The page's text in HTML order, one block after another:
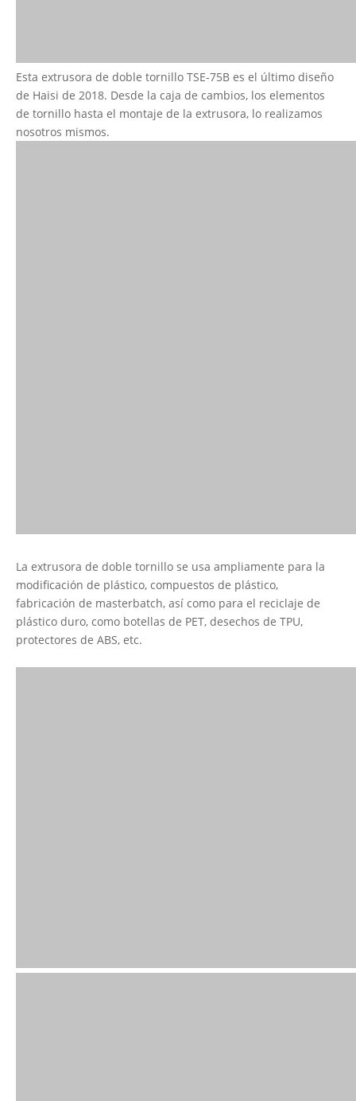
Esta extrusora de doble tornillo TSE-75B es el último diseño
de Haisi de 2018. Desde la caja de cambios, los elementos
de tornillo hasta el montaje de la extrusora, lo realizamos
nosotros mismos.
La extrusora de doble tornillo se usa ampliamente para la
modificación de plástico, compuestos de plástico,
fabricación de masterbatch, así como para el reciclaje de
plástico duro, como botellas de PET, desechos de TPU,
protectores de ABS, etc.